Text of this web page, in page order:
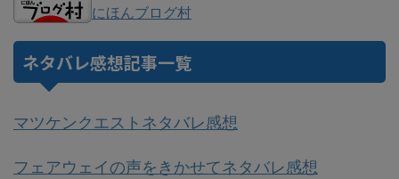
にほんブログ村
ネタバレ感想記事一覧
マツケンクエストネタバレ感想
フェアウェイの声をきかせてネタバレ感想